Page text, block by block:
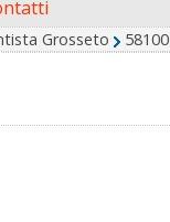
Grosseto 58100